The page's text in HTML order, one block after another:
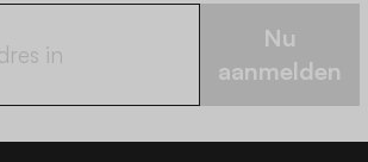
Nu
aanmelden